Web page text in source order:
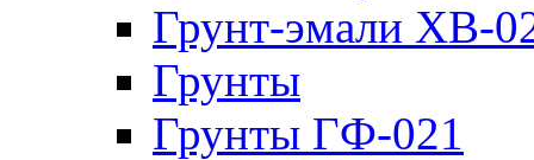
Грунт-эмали ХВ-
Грунты
Грунты ГФ-021